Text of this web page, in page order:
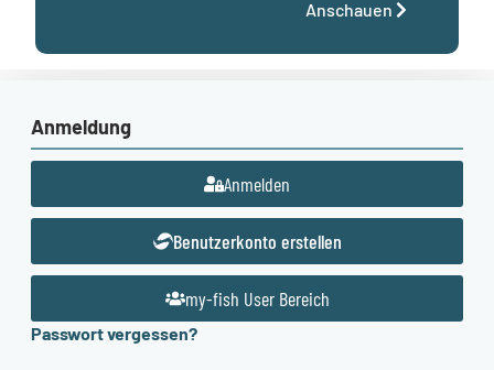
Anschauen
Anmeldung
Anmelden
Benutzerkonto erstellen
my-fish User Bereich
Passwort vergessen?